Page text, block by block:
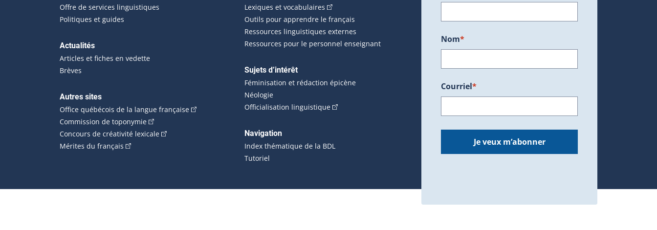
Offre de services linguistiques
Politiques et guides
Actualités
Articles et fiches en vedette
Brèves
Autres sites
Office québécois de la langue française(Cet hyperlien externe s'ouvrira dans une nouvelle fenêtre.)
Commission de toponymie(Cet hyperlien externe s'ouvrira dans une nouvelle fenêtre.)
Concours de créativité lexicale(Cet hyperlien externe s'ouvrira dans une nouvelle fenêtre.)
Mérites du français (Cet hyperlien externe s'ouvrira dans une nouvelle fenêtre.)
Lexiques et vocabulaires (Cet hyperlien externe s'ouvrira dans une nouvelle fenêtre.)
Outils pour apprendre le français
Ressources linguistiques externes
Ressources pour le personnel enseignant
Sujets d’intérêt
Féminisation et rédaction épicène
Néologie
Officialisation linguistique(Cet hyperlien externe s'ouvrira dans une nouvelle fenêtre.)
Navigation
Index thématique de la BDL
Tutoriel
Nom*
Courriel*
Je veux m’abonner